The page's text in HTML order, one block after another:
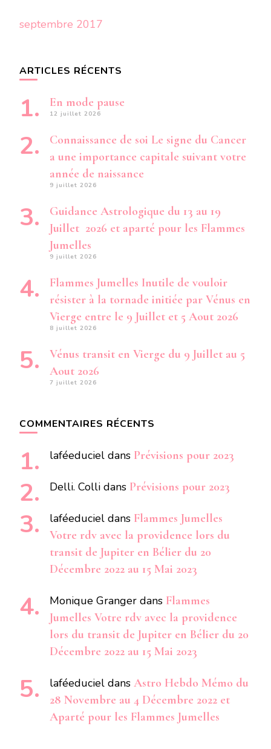
septembre 2017
ARTICLES RÉCENTS
En mode pause
12 juillet 2026
Connaissance de soi Le signe du Cancer
a une importance capitale suivant votre
année de naissance
9 juillet 2026
Guidance Astrologique du 13 au 19
Juillet 2026 et aparté pour les Flammes
Jumelles
9 juillet 2026
Flammes Jumelles Inutile de vouloir
résister à la tornade initiée par Vénus en
Vierge entre le 9 Juillet et 5 Aout 2026
8 juillet 2026
Vénus transit en Vierge du 9 Juillet au 5
Aout 2026
7 juillet 2026
COMMENTAIRES RÉCENTS
laféeduciel dans Prévisions pour 2023
Delli. Colli dans Prévisions pour 2023
laféeduciel dans Flammes Jumelles
Votre rdv avec la providence lors du
transit de Jupiter en Bélier du 20
Décembre 2022 au 15 Mai 2023
Monique Granger dans Flammes
Jumelles Votre rdv avec la providence
lors du transit de Jupiter en Bélier du 20
Décembre 2022 au 15 Mai 2023
laféeduciel dans Astro Hebdo Mémo du
28 Novembre au 4 Décembre 2022 et
Aparté pour les Flammes Jumelles